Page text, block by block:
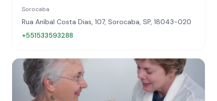
Sorocaba
Rua Aníbal Costa Dias, 107, Sorocaba, SP, 18043-020
+551533593288